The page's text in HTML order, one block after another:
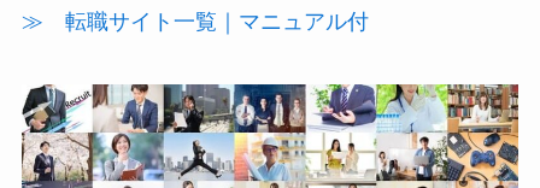
≫ 転職サイト一覧｜マニュアル付